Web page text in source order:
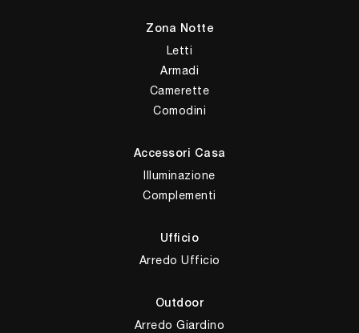
Zona Notte
Letti
Armadi
Camerette
Comodini
Accessori Casa
Illuminazione
Complementi
Ufficio
Arredo Ufficio
Outdoor
Arredo Giardino